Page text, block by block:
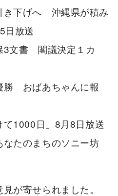
き下げへ 沖縄県が積み
日放送
3文書 閣議決定１カ
勝 おばあちゃんに報
て1000日」8月8日放送
なたのまちのソニー坊
が寄せられました。